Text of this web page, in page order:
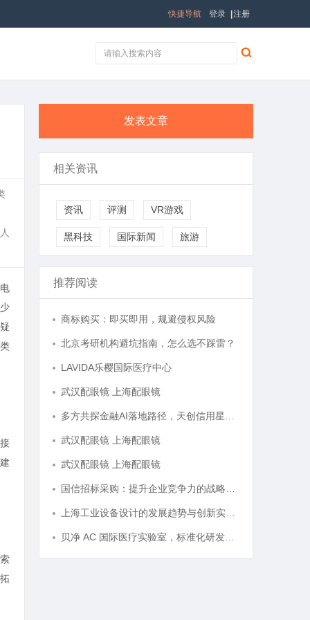
登录 注册
快捷导航
发表文章
相关资讯
资讯 评测 VR游戏
黑科技 国际新闻 旅游
推荐阅读
商标购买：即买即用，规避侵权风险
北京考研机构避坑指南，怎么选不踩雷？
LAVIDA乐樱国际医疗中心
武汉配眼镜 上海配眼镜
武汉配眼镜 上海配眼镜
武汉配眼镜 上海配眼镜